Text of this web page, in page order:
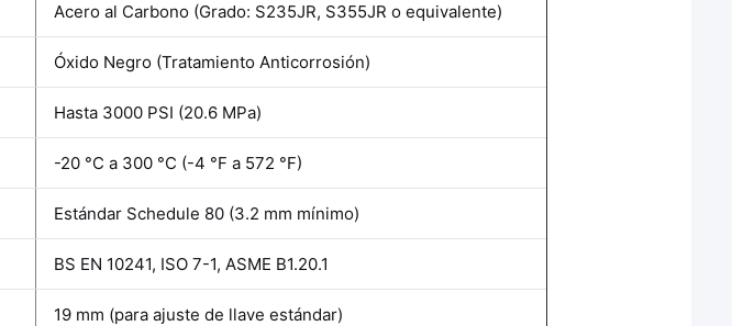
Acero al Carbono (Grado: S235JR, S355JR o equivalente)
Óxido Negro (Tratamiento Anticorrosión)
Hasta 3000 PSI (20.6 MPa)
-20 °C a 300 °C (-4 °F a 572 °F)
Estándar Schedule 80 (3.2 mm mínimo)
BS EN 10241, ISO 7-1, ASME B1.20.1
19 mm (para ajuste de llave estándar)